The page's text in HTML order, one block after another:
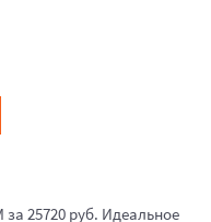
за 25720 руб. Идеальное